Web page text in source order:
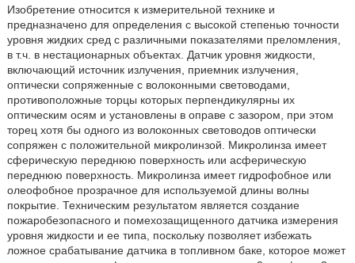
Изобретение относится к измерительной технике и
предназначено для определения с высокой степенью точности
уровня жидких сред с различными показателями преломления,
в т.ч. в нестационарных объектах. Датчик уровня жидкости,
включающий источник излучения, приемник излучения,
оптически сопряженные с волоконными световодами,
противоположные торцы которых перпендикулярны их
оптическим осям и установлены в оправе с зазором, при этом
торец хотя бы одного из волоконных световодов оптически
сопряжен с положительной микролинзой. Микролинза имеет
сферическую переднюю поверхность или асферическую
переднюю поверхность. Микролинза имеет гидрофобное или
олеофобное прозрачное для используемой длины волны
покрытие. Техническим результатом является создание
пожаробезопасного и помехозащищенного датчика измерения
уровня жидкости и ее типа, поскольку позволяет избежать
ложное срабатывание датчика в топливном баке, которое может